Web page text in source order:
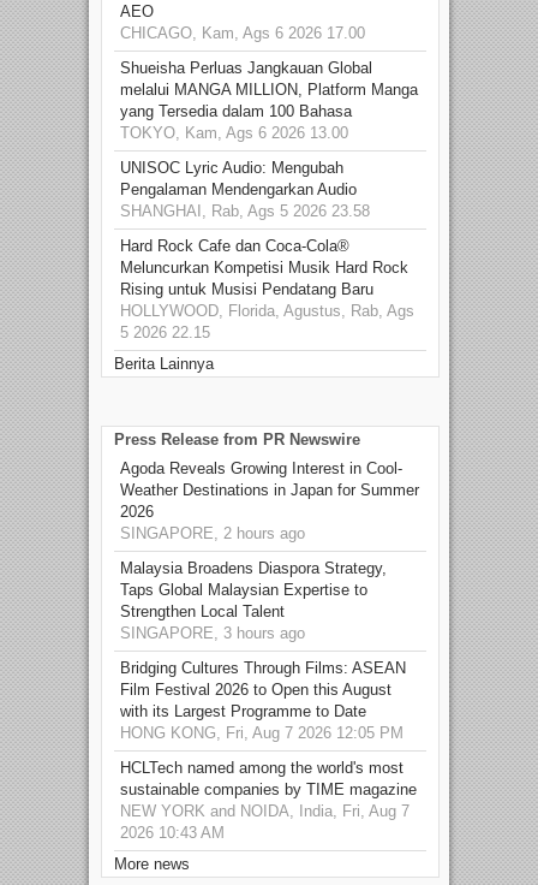
AEO
CHICAGO, Kam, Ags 6 2026 17.00
Shueisha Perluas Jangkauan Global
melalui MANGA MILLION, Platform Manga
yang Tersedia dalam 100 Bahasa
TOKYO, Kam, Ags 6 2026 13.00
UNISOC Lyric Audio: Mengubah
Pengalaman Mendengarkan Audio
SHANGHAI, Rab, Ags 5 2026 23.58
Hard Rock Cafe dan Coca-Cola®
Meluncurkan Kompetisi Musik Hard Rock
Rising untuk Musisi Pendatang Baru
HOLLYWOOD, Florida, Agustus, Rab, Ags
5 2026 22.15
Berita Lainnya
Press Release from PR Newswire
Agoda Reveals Growing Interest in Cool-
Weather Destinations in Japan for Summer
2026
SINGAPORE, 2 hours ago
Malaysia Broadens Diaspora Strategy,
Taps Global Malaysian Expertise to
Strengthen Local Talent
SINGAPORE, 3 hours ago
Bridging Cultures Through Films: ASEAN
Film Festival 2026 to Open this August
with its Largest Programme to Date
HONG KONG, Fri, Aug 7 2026 12:05 PM
HCLTech named among the world's most
sustainable companies by TIME magazine
NEW YORK and NOIDA, India, Fri, Aug 7
2026 10:43 AM
More news